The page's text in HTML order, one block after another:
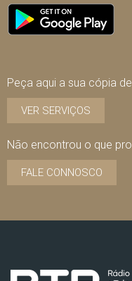
Peça aqui a sua cópia
VER SERVIÇOS
Não encontrou o que
FALE CONNOSCO